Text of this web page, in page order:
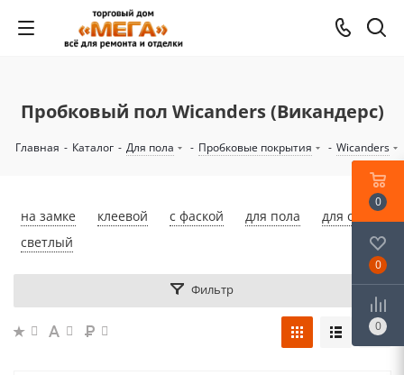
Пробковый пол Wicanders (Викандерс)
Главная - Каталог - Для пола - Пробковые покрытия - Wicanders
на замке клеевой с фаской для пола
для стен
светлый
Фильтр
0
0
0